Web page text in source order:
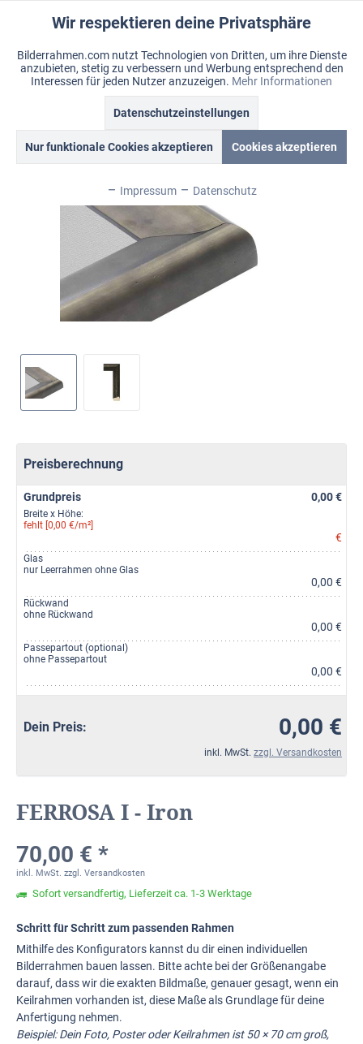
Warenkorb
Merkzettel Mein Konto
Menü
Ferrosa
Preisberechnung
Grundpreis 0,00 €
Breite x Höhe:
fehlt [0,00 €/m²]
€
Glas
nur Leerrahmen ohne Glas
0,00 €
Rückwand
ohne Rückwand
0,00 €
Passepartout (optional)
ohne Passepartout
0,00 €
Dein Preis: 0,00 €
inkl. MwSt. zzgl. Versandkosten
FERROSA I - Iron
70,00 € *
inkl. MwSt. zzgl. Versandkosten
Sofort versandfertig, Lieferzeit ca. 1-3 Werktage
Schritt für Schritt zum passenden Rahmen
Mithilfe des Konfigurators kannst du dir einen individuellen
Bilderrahmen bauen lassen. Bitte achte bei der Größenangabe
darauf, dass wir die exakten Bildmaße, genauer gesagt, wenn ein
Keilrahmen vorhanden ist, diese Maße als Grundlage für deine
Anfertigung nehmen.
Beispiel: Dein Foto, Poster oder Keilrahmen ist 50 × 70 cm groß,
Funktionale Aktiv
Marketing Inaktiv
Inaktiv
Wir respektieren deine Privatsphäre
Bilderrahmen.com nutzt Technologien von Dritten, um ihre Dienste
anzubieten, stetig zu verbessern und Werbung entsprechend den
Interessen für jeden Nutzer anzuzeigen. Mehr Informationen
Datenschutzeinstellungen
Nur funktionale Cookies akzeptieren Cookies akzeptieren
Impressum Datenschutz